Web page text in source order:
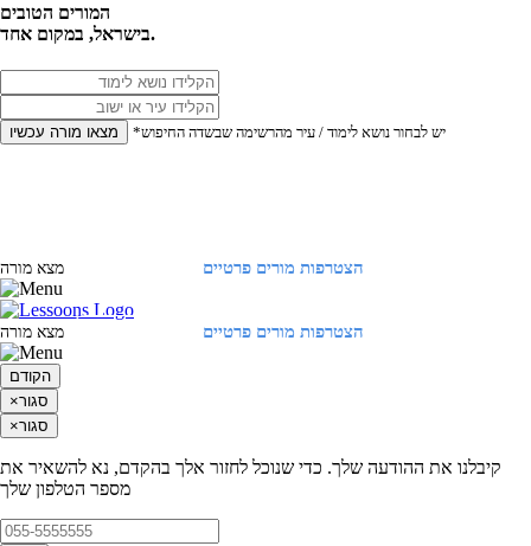
המורים הטובים
בישראל, במקום אחד.
מצאו מורה עכשיו *יש לבחור נושא לימוד / עיר מהרשימה שבשדה החיפוש
הצטרפות מורים פרטיים מצא מורה
הצטרפות מורים פרטיים מצא מורה
הקודם
×סגור
×סגור
קיבלנו את ההודעה שלך. כדי שנוכל לחזור אלך בהקדם, נא להשאיר את
מספר הטלפון שלך